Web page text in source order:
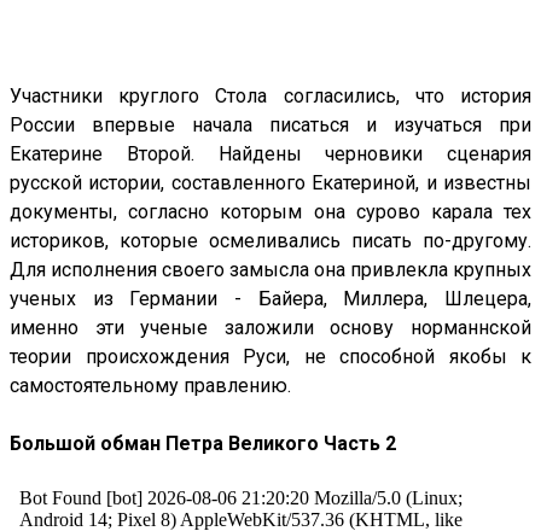
Участники круглого Стола согласились, что история
России впервые начала писаться и изучаться при
Екатерине Второй. Найдены черновики сценария
русской истории, составленного Екатериной, и известны
документы, согласно которым она сурово карала тех
историков, которые осмеливались писать по-другому.
Для исполнения своего замысла она привлекла крупных
ученых из Германии - Байера, Миллера, Шлецера,
именно эти ученые заложили основу норманнской
теории происхождения Руси, не способной якобы к
самостоятельному правлению.
Большой обман Петра Великого Часть 2